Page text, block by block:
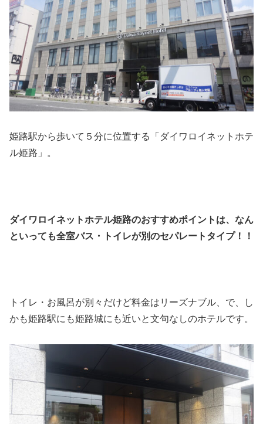
姫路駅から歩いて５分に位置する「ダイワロイネットホテ
ル姫路」。
ダイワロイネットホテル姫路のおすすめポイントは、なん
といっても全室バス・トイレが別のセパレートタイプ！！
トイレ・お風呂が別々だけど料金はリーズナブル、で、し
かも姫路駅にも姫路城にも近いと文句なしのホテルです。